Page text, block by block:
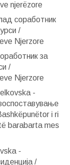
njerëzore
соработник
/
Njerzore
за
/
Njerzore
-
i ri
barabarta mes
-
/